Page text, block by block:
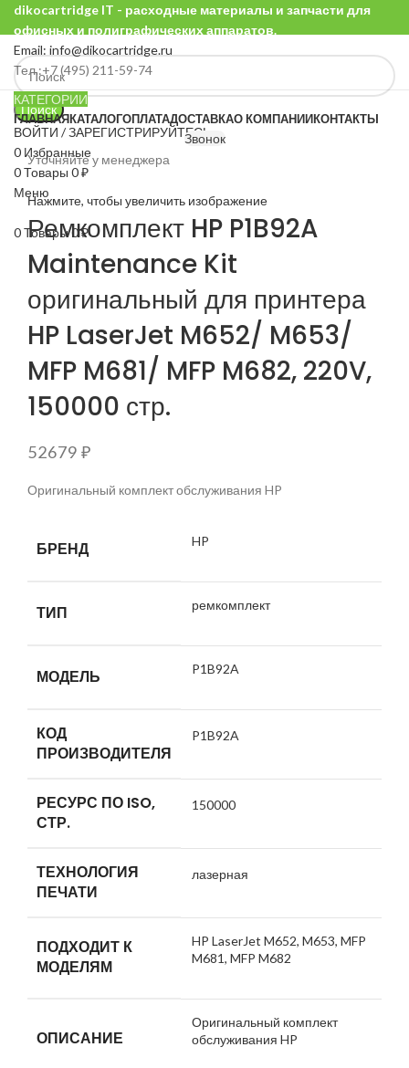
dikocartridge IT - расходные материалы и запчасти для
офисных и полиграфических аппаратов.
Email: info@dikocartridge.ru
Тел.:+7 (495) 211-59-74
Поиск
ВОЙТИ / ЗАРЕГИСТРИРУЙТЕСЬ
0 Избранные
0Товары 0₽
Меню
0Товары0₽
КАТЕГОРИИ
ГЛАВНАЯКАТАЛОГОПЛАТАДОСТАВКАО КОМПАНИИКОНТАКТЫ
Звонок
Уточняйте у менеджера
Нажмите, чтобы увеличить изображение
Ремкомплект HP P1B92A
Maintenance Kit
оригинальный для принтера
HP LaserJet M652/ M653/
MFP M681/ MFP M682, 220V,
150000 стр.
52679 ₽
Оригинальный комплект обслуживания HP
БРЕНД HP
ТИП ремкомплект
МОДЕЛЬ P1B92A
КОД
ПРОИЗВОДИТЕЛЯ
P1B92A
РЕСУРС ПО ISO,
СТР.
150000
ТЕХНОЛОГИЯ
ПЕЧАТИ
лазерная
ПОДХОДИТ К
МОДЕЛЯМ
HP LaserJet M652, M653, MFP
M681, MFP M682
ОПИСАНИЕ
Оригинальный комплект
обслуживания HP